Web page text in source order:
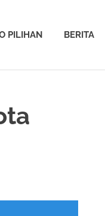
PILIHAN BERITA